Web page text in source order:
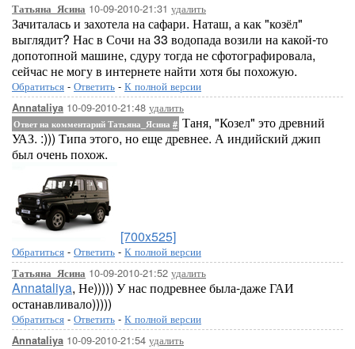
Татьяна_Ясина 10-09-2010-21:31 удалить
Зачиталась и захотела на сафари. Наташ, а как "козёл"
выглядит? Нас в Сочи на 33 водопада возили на какой-то
допотопной машине, сдуру тогда не сфотографировала,
сейчас не могу в интернете найти хотя бы похожую.
Обратиться - Ответить - К полной версии
Annataliya 10-09-2010-21:48 удалить
Ответ на комментарий Татьяна_Ясина # Таня, "Козел" это древний
УАЗ. :))) Типа этого, но еще древнее. А индийский джип
был очень похож.
[700x525]
Обратиться - Ответить - К полной версии
Татьяна_Ясина 10-09-2010-21:52 удалить
Annataliya, Не))))) У нас подревнее была-даже ГАИ
останавливало)))))
Обратиться - Ответить - К полной версии
Annataliya 10-09-2010-21:54 удалить